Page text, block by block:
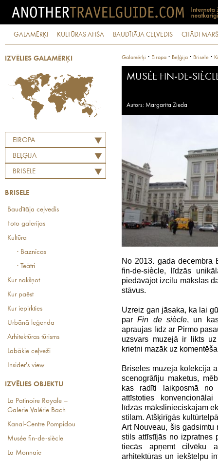
GALAMĒRĶI KULTŪRAS AFIŠA BAUDĪTĀJA CEĻVEDIS CITĀDI
IZVĒLIES GALAMĒRĶI
EIROPA
BEĻĢIJA
BRISELE
BRISELE
Baudītāja ceļvedis
Foto galerijas
Kultūra
· Baznīcas
· Teātri
Kur nakšņot
Kur paēst
Kur iepirkties
Urbānā leģenda
Arhitektūras tūrisms
Labākie ceļveži
Insider's view
IZVĒLIES OBJEKTU
La Patinoire Royale –
Galerie Valérie Bach
Kanal-Centre Pompidou
Musée fin-de-siècle
La Monnaie
Galamērķi · Eiropa · Beļģija · Brisele ·
MUSÉE FIN-DE-
Autors: Margarita Zieda
No 2013. gada decembra
fin-de-siècle, līdzās
piedāvājot izcilu mākslas
stāvus.
Uzreiz gan jāsaka, ka lai
parFin de siècle, un
apraujas līdz ar Pirmo
uzsvars muzejā ir likts
krietni mazāk uz
Briseles muzeja kolekcija
scenogrāfiju maketus,
kas radīti laikposmā no
attīstoties
līdzās mākslinieciskajam
stilam. Atšķirīgās
Art Nouveau, šis
stils attīstījās no izpratnes
tiecās apņemt cilvēku
arhitektūras un iekštelpu